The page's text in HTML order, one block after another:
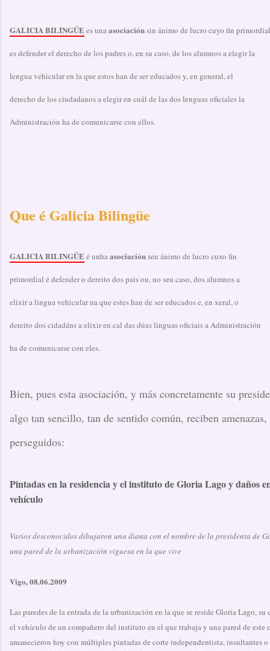
GALICIA BILINGÜEes unaasociaciónsin ánimo de lucro cuyo fin primordial
es defender el derecho de los padres o, en su caso, de los alumnos a elegir la
lengua vehicular en la que estos han de ser educados y, en general, el
derecho de los ciudadanos a elegir en cuál de las dos lenguas oficiales la
Administración ha de comunicarse con ellos.
Que é Galicia Bilingüe
GALICIA BILINGÜEé unhaasociaciónsen ánimo de lucro cuxo fin
primordial é defender o dereito dos pais ou, no seu caso, dos alumnos a
elixir a lingua vehicular na que estes han de ser educados e, en xeral, o
dereito dos cidadáns a elixir en cal das dúas linguas oficiais a Administración
ha de comunicarse con eles.
Bien, pues esta asociación, y más concretamente su
algo tan sencillo, tan de sentido común, reciben
perseguidos:
Pintadas en la residencia y el instituto de Gloria Lago y daños
vehículo
Varios desconocidos dibujaron una diana con el nombre de la presidenta de
una pared de la urbanización viguesa en la que vive
Vigo, 08.06.2009
Las paredes de la entrada de la urbanización en la que se reside Gloria Lago, su
el vehículo de un compañero del instituto en el que trabaja y una pared de este
amanecieron hoy con múltiples pintadas de corte independentista, insultantes o